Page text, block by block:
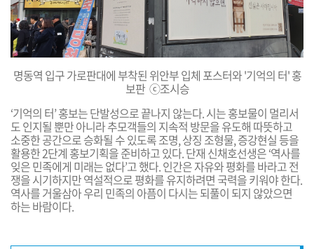
명동역 입구 가로판대에 부착된 위안부 입체 포스터와 '기억의 터' 홍
보판 ⓒ조시승
‘기억의 터’ 홍보는 단발성으로 끝나지 않는다. 시는 홍보물이 멀리서
도 인지될 뿐만 아니라 추모객들의 지속적 방문을 유도해 따뜻하고
소중한 공간으로 승화될 수 있도록 조명, 상징 조형물, 증강현실 등을
활용한 2단계 홍보기획을 준비하고 있다. 단재 신채호선생은 ‘역사를
잊은 민족에게 미래는 없다’고 했다. 인간은 자유와 평화를 바라고 전
쟁을 시기하지만 역설적으로 평화를 유지하려면 국력을 키워야 한다.
역사를 거울삼아 우리 민족의 아픔이 다시는 되풀이 되지 않았으면
하는 바람이다.